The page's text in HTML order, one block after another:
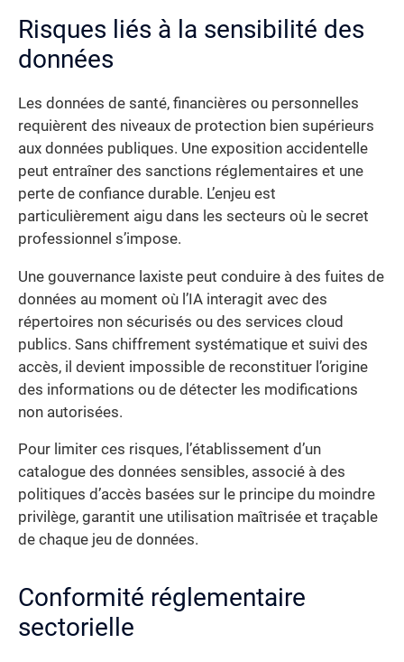
Risques liés à la sensibilité des
données
Les données de santé, financières ou personnelles
requièrent des niveaux de protection bien supérieurs
aux données publiques. Une exposition accidentelle
peut entraîner des sanctions réglementaires et une
perte de confiance durable. L’enjeu est
particulièrement aigu dans les secteurs où le secret
professionnel s’impose.
Une gouvernance laxiste peut conduire à des fuites de
données au moment où l’IA interagit avec des
répertoires non sécurisés ou des services cloud
publics. Sans chiffrement systématique et suivi des
accès, il devient impossible de reconstituer l’origine
des informations ou de détecter les modifications
non autorisées.
Pour limiter ces risques, l’établissement d’un
catalogue des données sensibles, associé à des
politiques d’accès basées sur le principe du moindre
privilège, garantit une utilisation maîtrisée et traçable
de chaque jeu de données.
Conformité réglementaire
sectorielle